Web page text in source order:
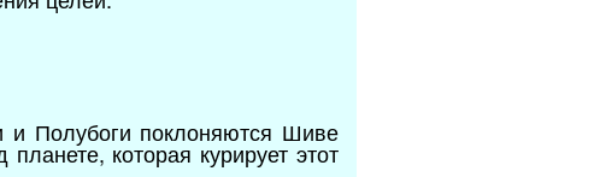
Полубоги поклоняются Шиве
которая курирует этот